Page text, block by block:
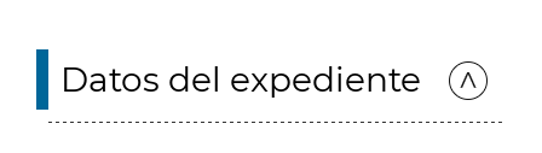
Datos del expediente